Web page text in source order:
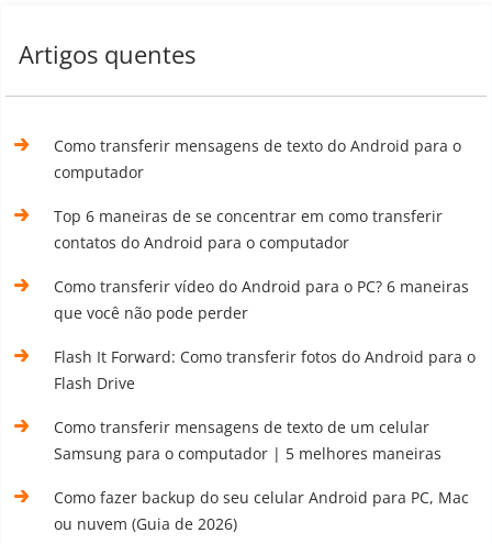
Artigos quentes
Como transferir mensagens de texto do Android para o
computador
Top 6 maneiras de se concentrar em como transferir
contatos do Android para o computador
Como transferir vídeo do Android para o PC? 6 maneiras
que você não pode perder
Flash It Forward: Como transferir fotos do Android para o
Flash Drive
Como transferir mensagens de texto de um celular
Samsung para o computador | 5 melhores maneiras
Como fazer backup do seu celular Android para PC, Mac
ou nuvem (Guia de 2026)